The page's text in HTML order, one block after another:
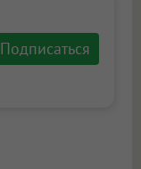
Подписаться